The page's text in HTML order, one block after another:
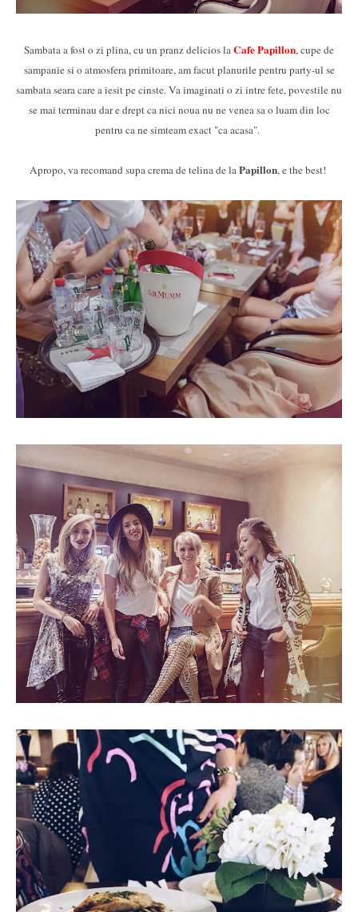
Sambata a fost o zi plina, cu un pranz delicios laCafe Papillon, cupe de
sampanie si o atmosfera primitoare, am facut planurile pentru party-ul se
sambata seara care a iesit pe cinste. Va imaginati o zi intre fete, povestile nu
se mai terminau dar e drept ca nici noua nu ne venea sa o luam din loc
pentru ca ne simteam exact "ca acasa".
Apropo, va recomand supa crema de telina de laPapillon, e the best!